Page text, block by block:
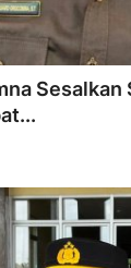
Sesalkan